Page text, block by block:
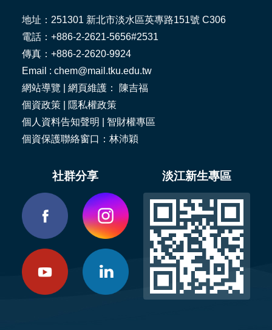
地址：251301 新北市淡水區英專路151號 C306
電話：+886-2-2621-5656#2531
傳真：+886-2-2620-9924
Email : chem@mail.tku.edu.tw
網站導覽 | 網頁維護： 陳吉福
個資政策
隱私權政策
個人資料告知聲明
智財權專區
個資保護聯絡窗口：林沛穎
社群分享 淡江新生專區